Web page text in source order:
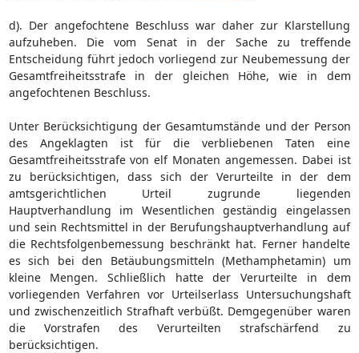
d). Der angefochtene Beschluss war daher zur Klarstellung
aufzuheben. Die vom Senat in der Sache zu treffende
Entscheidung führt jedoch vorliegend zur Neubemessung der
Gesamtfreiheitsstrafe in der gleichen Höhe, wie in dem
angefochtenen Beschluss.
Unter Berücksichtigung der Gesamtumstände und der Person
des Angeklagten ist für die verbliebenen Taten eine
Gesamtfreiheitsstrafe von elf Monaten angemessen. Dabei ist
zu berücksichtigen, dass sich der Verurteilte in der dem
amtsgerichtlichen Urteil zugrunde liegenden
Hauptverhandlung im Wesentlichen geständig eingelassen
und sein Rechtsmittel in der Berufungshauptverhandlung auf
die Rechtsfolgenbemessung beschränkt hat. Ferner handelte
es sich bei den Betäubungsmitteln (Methamphetamin) um
kleine Mengen. Schließlich hatte der Verurteilte in dem
vorliegenden Verfahren vor Urteilserlass Untersuchungshaft
und zwischenzeitlich Strafhaft verbüßt. Demgegenüber waren
die Vorstrafen des Verurteilten strafschärfend zu
berücksichtigen.